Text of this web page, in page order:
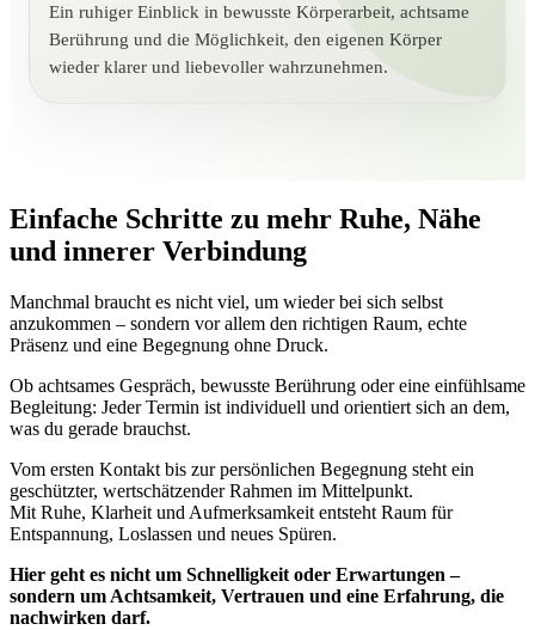
Ein ruhiger Einblick in bewusste Körperarbeit, achtsame
Berührung und die Möglichkeit, den eigenen Körper
wieder klarer und liebevoller wahrzunehmen.
Einfache Schritte zu mehr Ruhe, Nähe
und innerer Verbindung
Manchmal braucht es nicht viel, um wieder bei sich selbst
anzukommen – sondern vor allem den richtigen Raum, echte
Präsenz und eine Begegnung ohne Druck.
Ob achtsames Gespräch, bewusste Berührung oder eine einfühlsame
Begleitung: Jeder Termin ist individuell und orientiert sich an dem,
was du gerade brauchst.
Vom ersten Kontakt bis zur persönlichen Begegnung steht ein
geschützter, wertschätzender Rahmen im Mittelpunkt.
Mit Ruhe, Klarheit und Aufmerksamkeit entsteht Raum für
Entspannung, Loslassen und neues Spüren.
Hier geht es nicht um Schnelligkeit oder Erwartungen –
sondern um Achtsamkeit, Vertrauen und eine Erfahrung, die
nachwirken darf.